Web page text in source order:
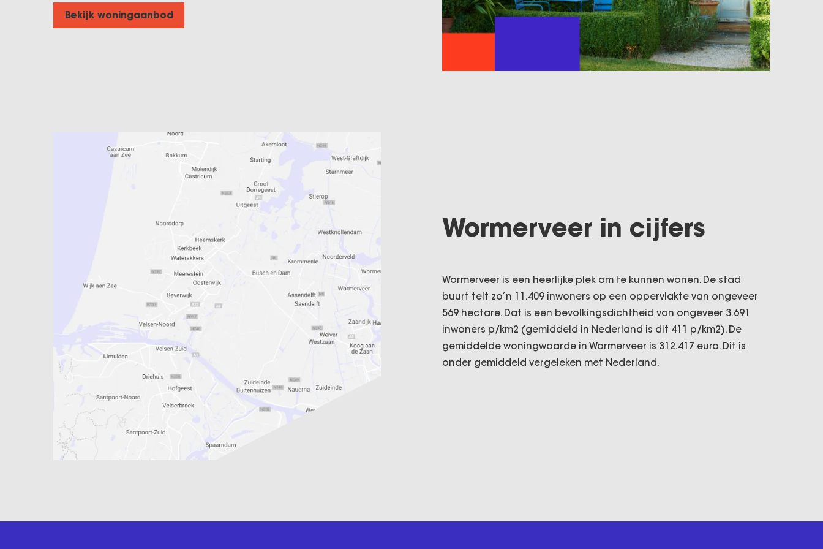
Bekijk woningaanbod
Wormerveer in cijfers
Wormerveer is een heerlijke plek om te kunnen wonen. De stad
buurt telt zo’n 11.409 inwoners op een oppervlakte van ongeveer
569 hectare. Dat is een bevolkingsdichtheid van ongeveer 3.691
inwoners p/km2 (gemiddeld in Nederland is dit 411 p/km2). De
gemiddelde woningwaarde in Wormerveer is 312.417 euro. Dit is
onder gemiddeld vergeleken met Nederland.